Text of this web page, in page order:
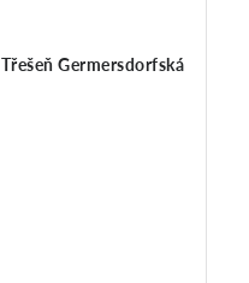
Třešeň Germersdorfská